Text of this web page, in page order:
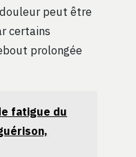
peut être
certains
prolongée
fatigue du